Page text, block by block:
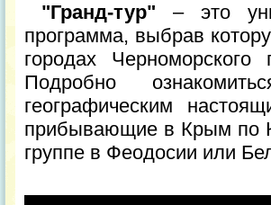
"Гранд-тур" – это
программа, выбрав
городах
Подробно
географическим
прибывающие в Крым по
группе в Феодосии или